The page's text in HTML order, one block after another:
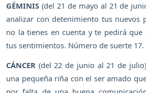
GÉMINIS (del 21 de mayo al 21 de
analizar con detenimiento tus nuevos
no la tienes en cuenta y te pedirá que
tus sentimientos. Número de suerte 17.
CÁNCER (del 22 de junio al 21 de
una pequeña riña con el ser amado